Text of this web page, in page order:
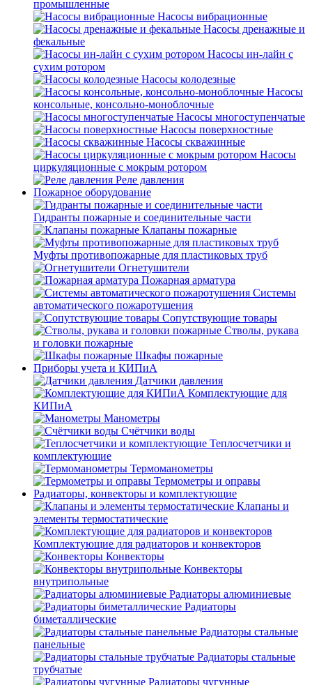
промышленные
Насосы вибрационные
Насосы дренажные и
фекальные
Насосы ин-лайн с
сухим ротором
Насосы колодезные
Насосы
консольные, консольно-моноблочные
Насосы многоступенчатые
Насосы поверхностные
Насосы скважинные
Насосы
циркуляционные с мокрым ротором
Реле давления
Пожарное оборудование
Гидранты пожарные и соединительные части
Клапаны пожарные
Муфты противопожарные для пластиковых труб
Огнетушители
Пожарная арматура
Системы
автоматического пожаротушения
Сопутствующие товары
Стволы, рукава
и головки пожарные
Шкафы пожарные
Приборы учета и КИПиА
Датчики давления
Комплектующие для
КИПиА
Манометры
Счётчики воды
Теплосчетчики и
комплектующие
Термоманометры
Термометры и оправы
Радиаторы, конвекторы и комплектующие
Клапаны и
элементы термостатические
Комплектующие для радиаторов и конвекторов
Конвекторы
Конвекторы
внутрипольные
Радиаторы алюминиевые
Радиаторы
биметаллические
Радиаторы стальные
панельные
Радиаторы стальные
трубчатые
Радиаторы чугунные